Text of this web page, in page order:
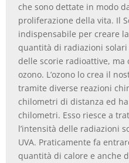
che sono dettate in modo
proliferazione della vita. Il
indispensabile per creare
quantità di radiazioni
delle scorie radioattive, ma
ozono. L’ozono lo crea il
tramite diverse reazioni
chilometri di distanza ed
chilometri. Esso riesce a
l’intensità delle radiazioni
UVA. Praticamente fa
quantità di calore e anche